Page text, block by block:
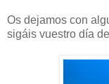
Os dejamos con
sigáis vuestro día